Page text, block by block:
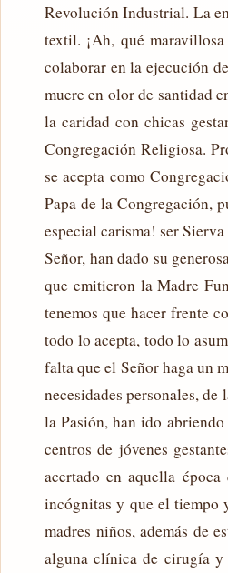
Revolución Industrial. La
textil. ¡Ah, qué
colaborar en la ejecución
muere en olor de santidad
la caridad con chicas
Congregación Religiosa.
se acepta como
Papa de la Congregación,
especial carisma! ser
Señor, han dado su
que emitieron la Madre
tenemos que hacer frente
todo lo acepta, todo lo
falta que el Señor haga un
necesidades personales,
la Pasión, han ido
centros de jóvenes
acertado en aquella
incógnitas y que el tiempo
madres niños, además de
alguna clínica de cirugía y